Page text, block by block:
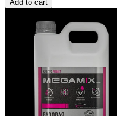
Add to cart